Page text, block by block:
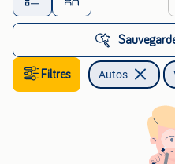
Filtres Autos